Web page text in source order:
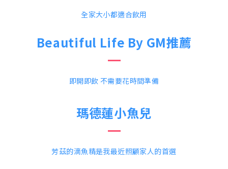
全家大小都適合飲用
Beautiful Life By GM推薦
即開即飲 不需要花時間準備
瑪德蓮小魚兒
芳茲的滴魚精是我最近照顧家人的首選